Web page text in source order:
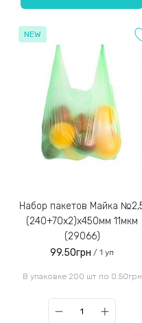
NEW
Набор пакетов Майка №2,5
(240+70x2)x450мм 11мкм
(29066)
99.50грн / 1 уп
В упаковке 200 шт по 0.50грн